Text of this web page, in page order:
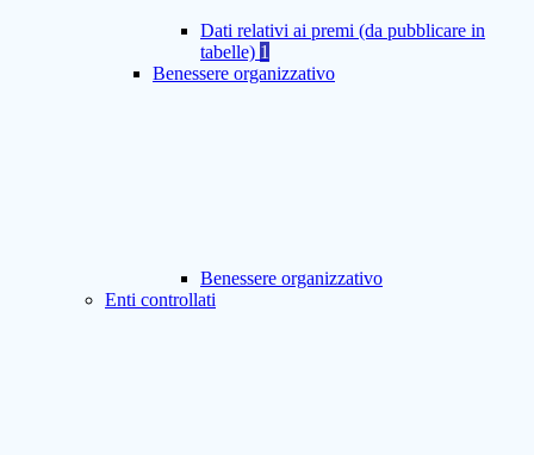
Dati relativi ai premi (da pubblicare in
tabelle) 1
Benessere organizzativo
Benessere organizzativo
Enti controllati